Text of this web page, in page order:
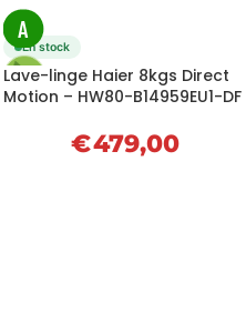
A
En stock
Lave-linge Haier 8kgs Direct
Motion – HW80-B14959EU1-DF
€479,00